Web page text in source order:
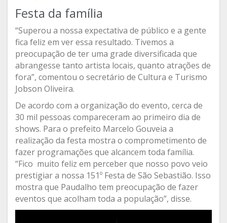
Festa da família
“Superou a nossa expectativa de público e a gente
fica feliz em ver essa resultado. Tivemos a
preocupação de ter uma grade diversificada que
abrangesse tanto artista locais, quanto atrações de
fora”, comentou o secretário de Cultura e Turismo
Jobson Oliveira.
De acordo com a organização do evento, cerca de
30 mil pessoas compareceram ao primeiro dia de
shows. Para o prefeito Marcelo Gouveia a
realização da festa mostra o comprometimento de
fazer programações que alcancem toda família.
“Fico muito feliz em perceber que nosso povo veio
prestigiar a nossa 151º Festa de São Sebastião. Isso
mostra que Paudalho tem preocupação de fazer
eventos que acolham toda a população”, disse.